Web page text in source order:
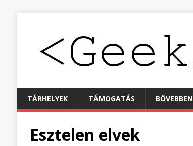
TÁRHELYEK TÁMOGATÁS BŐVEBBEN
Esztelen elvek